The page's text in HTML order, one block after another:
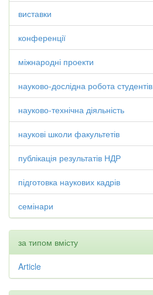
виставки
конференції
міжнародні проекти
науково-дослідна робота студентів
науково-технічна діяльність
наукові школи факультетів
публікація результатів НДР
підготовка наукових кадрів
семінари
за типом вмісту
Article